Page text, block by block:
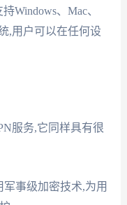
Windows、Mac、
,用户可以在任何设
服务,它同样具有很
军事级加密技术,为用